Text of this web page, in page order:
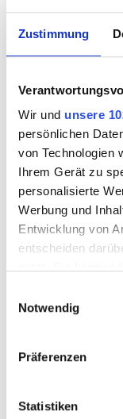
Zustimmung
Wir und unsere
persönlichen
von Technologien
Ihrem Gerät zu
personalisierte
Werbung und
Entwicklung von
entscheiden
Trigger Symbol
können
Notwendig
Präferenzen
Statistiken
MORETTI -
hell
3575003.1
MORETTI -